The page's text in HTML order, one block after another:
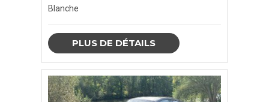
PORSCHE CAYENNE
PORSCHE CAYMAN
Blanche
PLUS DE DÉTAILS